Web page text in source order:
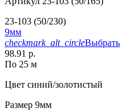
23-103 (50/230)
9мм
checkmark_alt_circleВыбрать
98.91 р.
По 25 м
Цвет синий/золотистый
Размер 9мм